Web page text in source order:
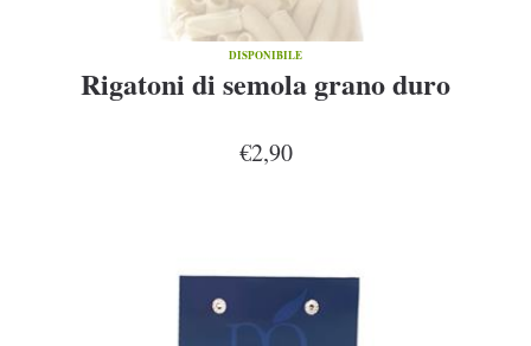
DISPONIBILE
Rigatoni di semola grano duro
€2,90